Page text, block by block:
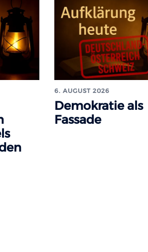
6. AUGUST 2026
Demokratie als
Fassade